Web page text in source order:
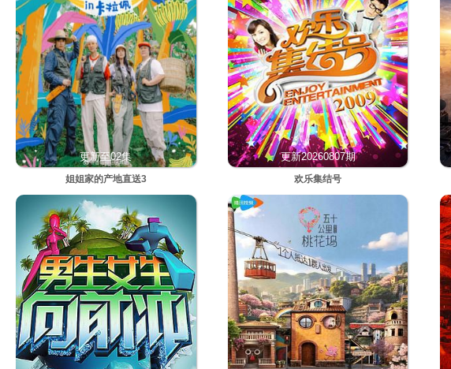
更新至02集
姐姐家的产地直送3
更新20260807期
欢乐集结号